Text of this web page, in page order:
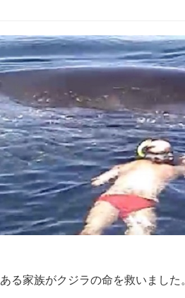
ある家族がクジラの命を救いました。